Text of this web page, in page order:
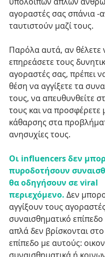
αγοραστές σας σπάνια -
ταυτιστούν μαζί τους.
Παρόλα αυτά, αν θέλετε
επηρεάσετε τους
αγοραστές σας, πρέπει
θέση να αγγίξετε τα
τους, να απευθυνθείτε
τους και να προσφέρετε
κάθαρσης στα
ανησυχίες τους.
Οι influencers δεν
πυροδοτήσουν
θα οδηγήσουν σε viral
περιεχόμενο. Δεν
αγγίξουν τους
συναισθηματικό επίπεδο
απλά δεν βρίσκονται στο
επίπεδο με αυτούς: